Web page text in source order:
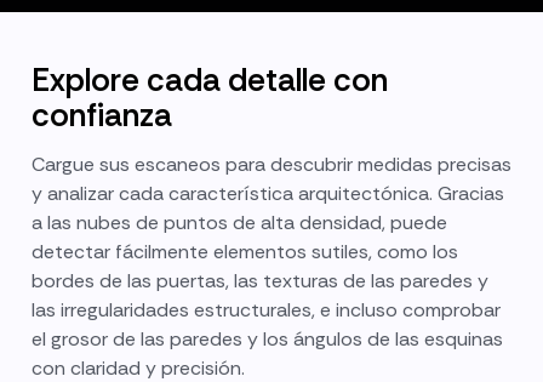
Explore cada detalle con
confianza
Cargue sus escaneos para descubrir medidas precisas
y analizar cada característica arquitectónica. Gracias
a las nubes de puntos de alta densidad, puede
detectar fácilmente elementos sutiles, como los
bordes de las puertas, las texturas de las paredes y
las irregularidades estructurales, e incluso comprobar
el grosor de las paredes y los ángulos de las esquinas
con claridad y precisión.